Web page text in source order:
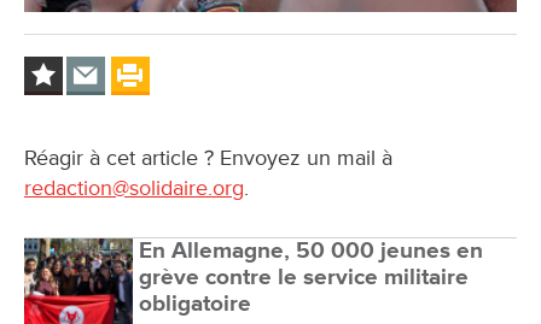
Réagir à cet article ? Envoyez un mail à
redaction@solidaire.org.
En Allemagne, 50 000 jeunes en
grève contre le service militaire
obligatoire